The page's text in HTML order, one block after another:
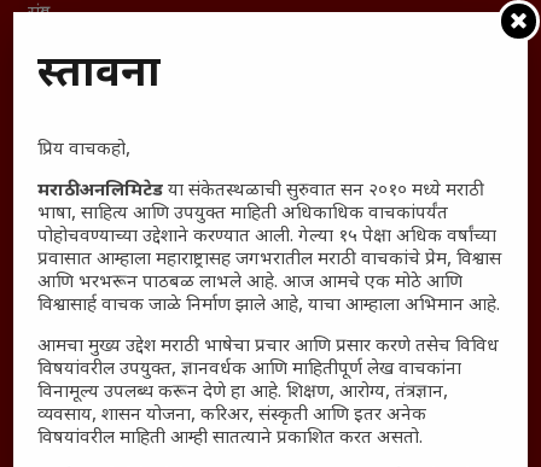
संग्रह
English To Hindi
Polls Archive
Shop Unlimited
Thought For The Day
सामान्य आजारांवर गावठी उपाय – घरच्या घरी मिळवा प्राथमिक
आराम
आजच्या युगातील तरुण पिढी कुठे हरवली?
महाराष्ट्रातील किल्ल्यांचे महत्त्व : स्वराज्याच्या वैभवशाली इतिहासाचे
साक्षीदार
₹370 ची बिर्याणी” आणि हरवत चाललेली संवेदनशीलता : आजच्या
प्रस्तावना
प्रिय वाचकहो,
मराठी अनलिमिटेड या संकेतस्थळाची सुरुवात सन २०१० मध्ये मराठी
भाषा, साहित्य आणि उपयुक्त माहिती अधिकाधिक वाचकांपर्यंत
पोहोचवण्याच्या उद्देशाने करण्यात आली. गेल्या १५ पेक्षा अधिक वर्षांच्या
प्रवासात आम्हाला महाराष्ट्रासह जगभरातील मराठी वाचकांचे प्रेम, विश्वास
आणि भरभरून पाठबळ लाभले आहे. आज आमचे एक मोठे आणि
विश्वासार्ह वाचक जाळे निर्माण झाले आहे, याचा आम्हाला अभिमान आहे.
आमचा मुख्य उद्देश मराठी भाषेचा प्रचार आणि प्रसार करणे तसेच विविध
विषयांवरील उपयुक्त, ज्ञानवर्धक आणि माहितीपूर्ण लेख वाचकांना
विनामूल्य उपलब्ध करून देणे हा आहे. शिक्षण, आरोग्य, तंत्रज्ञान,
व्यवसाय, शासन योजना, करिअर, संस्कृती आणि इतर अनेक
विषयांवरील माहिती आम्ही सातत्याने प्रकाशित करत असतो.